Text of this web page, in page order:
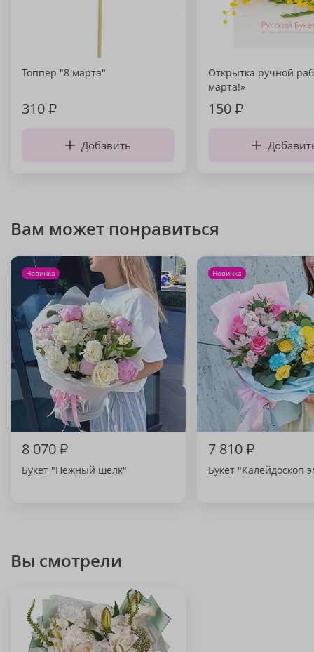
Топпер "8 марта"
310₽
Добавить
Открытка ручной
марта!»
150₽
Вам может понравиться
Новинка
8 070₽
Букет "Нежный шелк"
Новинка
7 810₽
Букет "Калейдоскоп
Вы смотрели